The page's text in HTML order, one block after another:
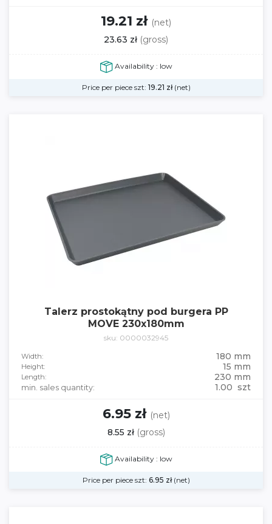
19.21 zł (net)
23.63 zł (gross)
Availability : low
Price per piece szt: 19.21 zł(net)
Talerz prostokątny pod burgera PP
MOVE 230x180mm
sku: 0000032945
Width: 180 mm
Height: 15 mm
Length: 230 mm
min. sales quantity: 1.00 szt
6.95 zł (net)
8.55 zł (gross)
Availability : low
Price per piece szt: 6.95 zł(net)